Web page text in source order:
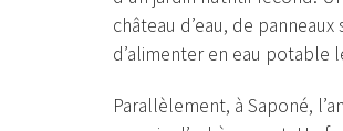
château d’eau, de
d’alimenter en eau potable
Parallèlement, à Saponé,